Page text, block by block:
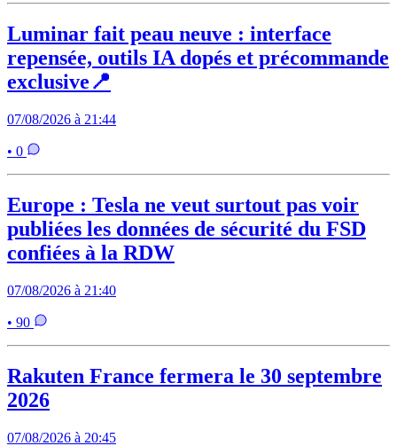
Luminar fait peau neuve : interface
repensée, outils IA dopés et précommande
exclusive📍
07/08/2026 à 21:44
• 0
Europe : Tesla ne veut surtout pas voir
publiées les données de sécurité du FSD
confiées à la RDW
07/08/2026 à 21:40
• 90
Rakuten France fermera le 30 septembre
2026
07/08/2026 à 20:45